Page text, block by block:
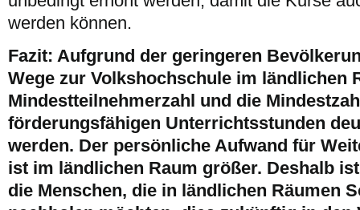
werden können.
Fazit: Aufgrund der geringeren
Wege zur Volkshochschule im ländlichen
Mindestteilnehmerzahl und die
förderungsfähigen Unterrichtsstunden
werden. Der persönliche Aufwand für
ist im ländlichen Raum größer. Deshalb
die Menschen, die in ländlichen Räumen